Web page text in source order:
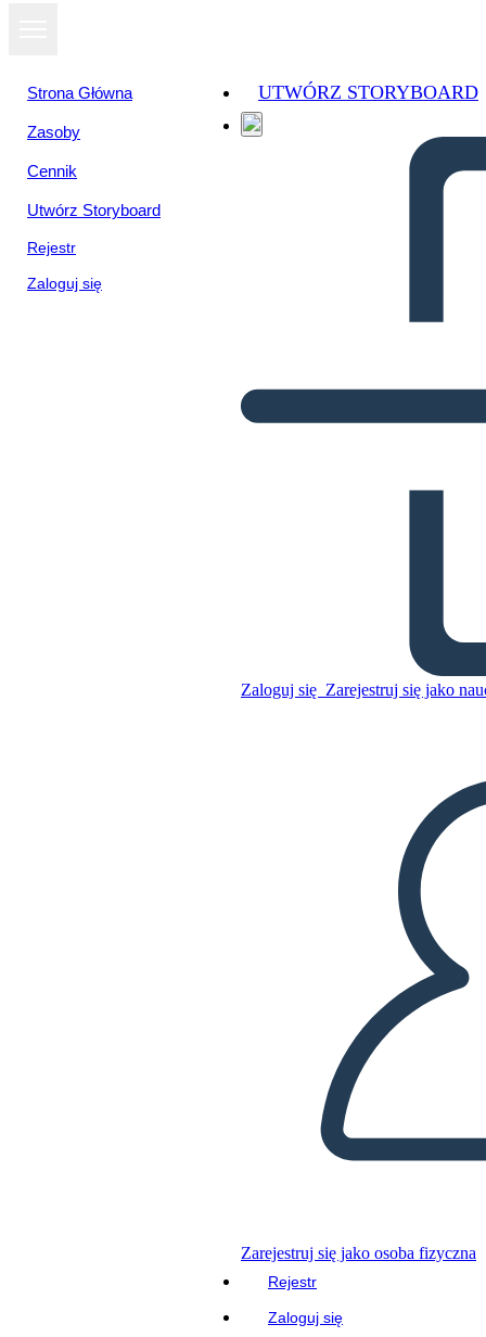
Strona Główna
Zasoby
Cennik
Utwórz Storyboard
Rejestr
Zaloguj się
UTWÓRZ STORYBOARD
Zaloguj się Zarejestruj się jako
Zarejestruj się jako osoba fizyczna
Rejestr
Zaloguj się
Taíno Tales: Hummingbird
Skopiuj tę scenorys